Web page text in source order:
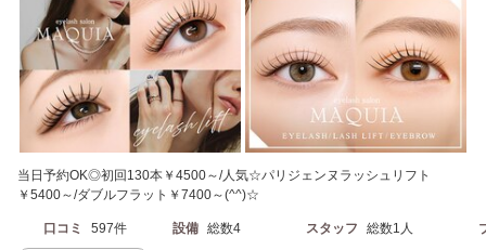
当日予約OK◎初回130本￥4500～/人気☆パリジェンヌラッシュリフト
￥5400～/ダブルフラット￥7400～(^^)☆
口コミ 597件 設備 総数4 スタッフ 総数1人